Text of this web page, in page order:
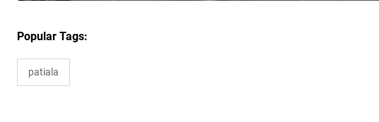
Popular Tags:
patiala